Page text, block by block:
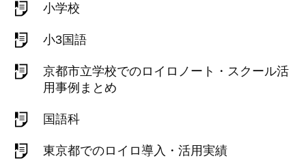
小学校
小3国語
京都市立学校でのロイロノート・スクール活
用事例まとめ
国語科
東京都でのロイロ導入・活用実績